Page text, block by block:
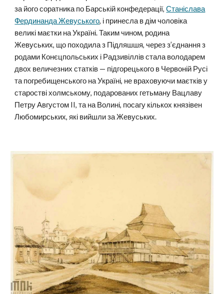
за його соратника по Барській конфедерації,Станіслава
Фердинанда Жевуського, і принесла в дім чоловіка
великі маєтки на Україні. Таким чином, родина
Жевуських, що походила з Підляшшя, через з’єднання з
родами Конєцпольських і Радзивіллів стала володарем
двох величезних статків — підгорецького в Червоній Русі
та погребищенського на Україні, не враховуючи маєтків у
старостві холмському, подарованих гетьману Вацлаву
Петру Августом II, та на Волині, посагу кількох князівен
Любомирських, які вийшли за Жевуських.